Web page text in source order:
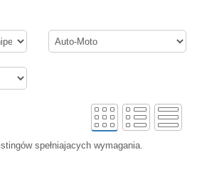
spełniajacych wymagania.